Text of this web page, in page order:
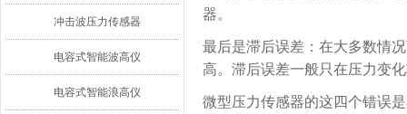
冲击波压力传感器
电容式智能波高仪
电容式智能浪高仪
器。
最后是滞后误差：在大多数情
高。滞后误差一般只在压力变
微型压力传感器的这四个错误